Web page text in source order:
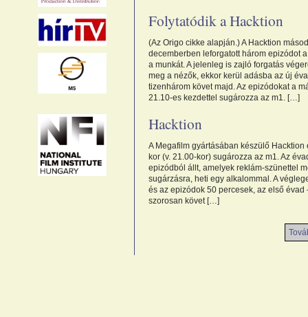
Folytatódik a Hacktion
(Az Origo cikke alapján.) A Hacktion
decemberben leforgatott három epizódot
a munkát. A jelenleg is zajló forgatás
meg a nézők, ekkor kerül adásba az új
tizenhárom követ majd. Az epizódokat a
21.10-es kezdettel sugározza az m1. […]
Hacktion
A Megafilm gyártásában készülő
kor (v. 21.00-kor) sugározza az m1. Az
epizódból állt, amelyek reklám-szünettel
sugárzásra, heti egy alkalommal. A
és az epizódok 50 percesek, az első
szorosan követ […]